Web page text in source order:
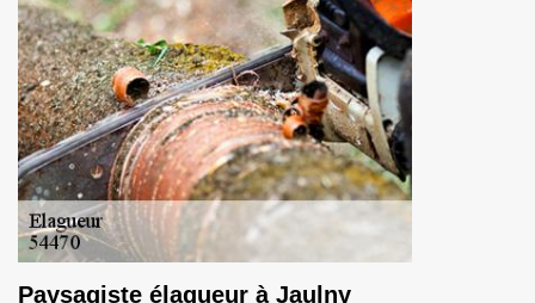
Paysagiste élagueur à Jaulny